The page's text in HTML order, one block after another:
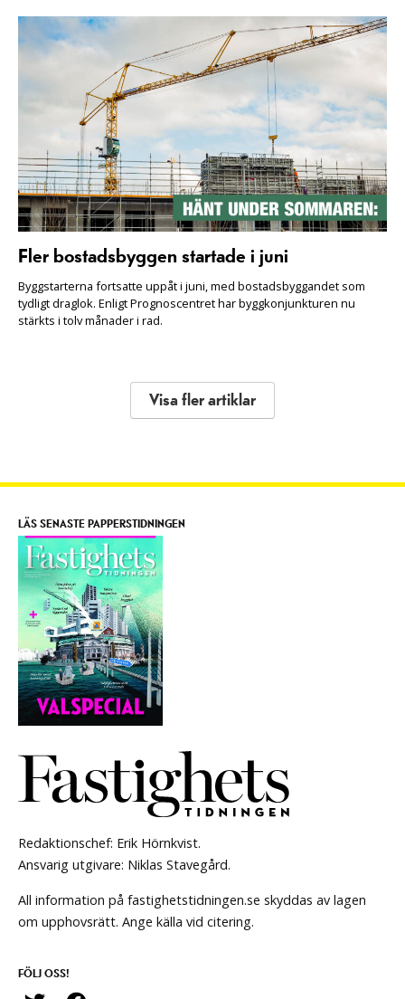
Fler bostadsbyggen startade i juni
Byggstarterna fortsatte uppåt i juni, med bostadsbyggandet som
tydligt draglok. Enligt Prognoscentret har byggkonjunkturen nu
stärkts i tolv månader i rad.
Visa fler artiklar
Redaktionschef: Erik Hörnkvist.
Ansvarig utgivare: Niklas Stavegård.
All information på fastighetstidningen.se skyddas av lagen
om upphovsrätt. Ange källa vid citering.
FÖLJ OSS!
LÄS SENASTE PAPPERSTIDNINGEN